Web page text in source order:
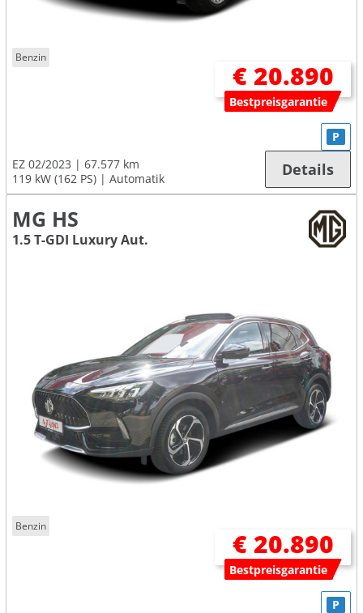
Benzin
€ 20.890
Bestpreisgarantie
EZ 02/2023
67.577 km
119 kW (162 PS)
Automatik
P
Details
MG HS
1.5 T-GDI Luxury Aut.
Benzin
€ 20.890
Bestpreisgarantie
P